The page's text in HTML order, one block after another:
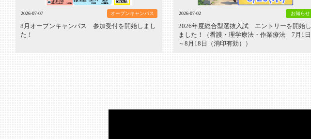
2026-07-07 オープンキャンパス
8月オープンキャンパス 参加受付を開始しまし
た！
2026-07-02 お知らせ
2026年度総合型選抜入試 エントリーを開始し
ました！（看護・理学療法・作業療法 7月1日
～8月18日（消印有効））